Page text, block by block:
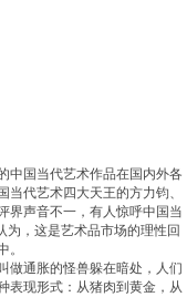
国当代艺术作品在国内外各
代艺术四大天王的方力钧、
界声音不一，有人惊呼中国当
为，这是艺术品市场的理性回
。
通胀的怪兽躲在暗处，人们
表现形式：从猪肉到黄金，从